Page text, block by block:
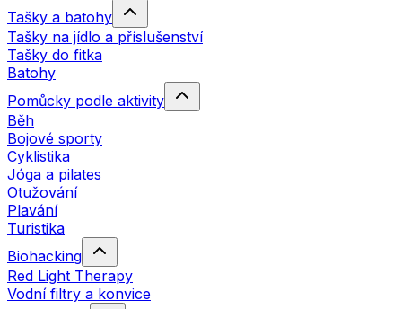
Tašky a batohy
Tašky na jídlo a příslušenství
Tašky do fitka
Batohy
Pomůcky podle aktivity
Běh
Bojové sporty
Cyklistika
Jóga a pilates
Otužování
Plavání
Turistika
Biohacking
Red Light Therapy
Vodní filtry a konvice